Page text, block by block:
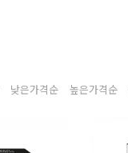
낮은가격순 높은가격순